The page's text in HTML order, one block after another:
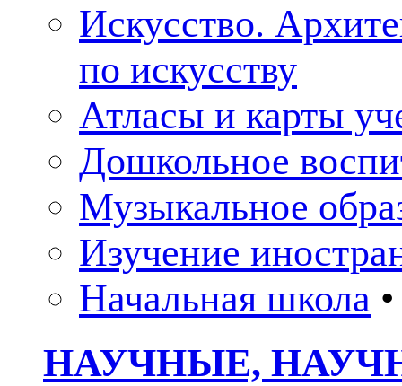
Искусство.
по искусству
Атласы и карты
Дошкольное
Музыкальное
Изучение
Начальная школа •
НАУЧНЫЕ,